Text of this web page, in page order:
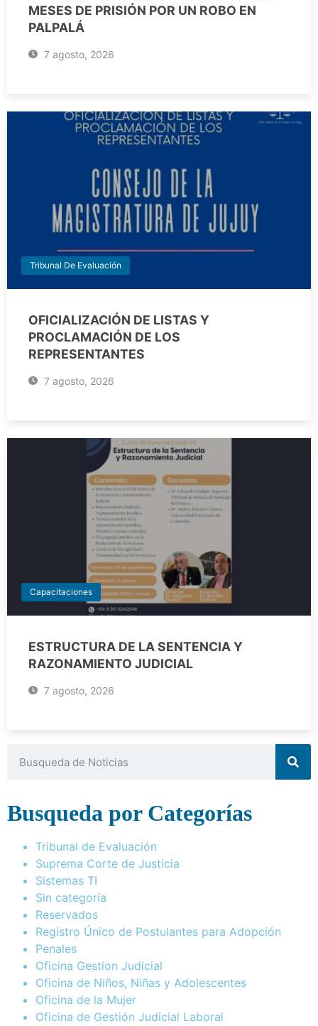
MESES DE PRISIÓN POR UN ROBO EN
PALPALÁ
7 agosto, 2026
Tribunal De Evaluación
OFICIALIZACIÓN DE LISTAS Y
PROCLAMACIÓN DE LOS
REPRESENTANTES
7 agosto, 2026
Capacitaciones
ESTRUCTURA DE LA SENTENCIA Y
RAZONAMIENTO JUDICIAL
7 agosto, 2026
Busqueda por Categorías
Tribunal de Evaluación
Suprema Corte de Justicia
Sistemas TI
Sin categoría
Reservados
Registro Único de Postulantes para Adopción
Penales
Oficina Gestion Judicial
Oficina de Niños, Niñas y Adolescentes
Oficina de la Mujer
Oficina de Gestión Judicial Laboral